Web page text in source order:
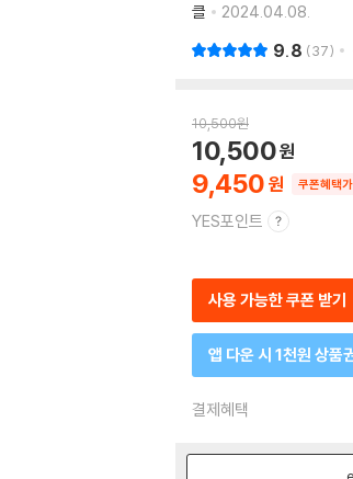
클
2024.04.08.
9.8 37
10,500원
9,450
10,500
쿠폰혜택가
YES포인트
사용 가능한 쿠폰 받기
앱 다운 시 1천원 상품
결제혜택